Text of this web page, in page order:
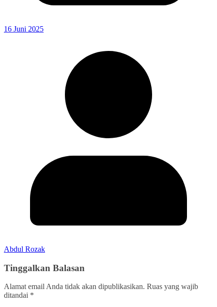
16 Juni 2025
Abdul Rozak
Tinggalkan Balasan
Alamat email Anda tidak akan dipublikasikan. Ruas yang wajib
ditandai *